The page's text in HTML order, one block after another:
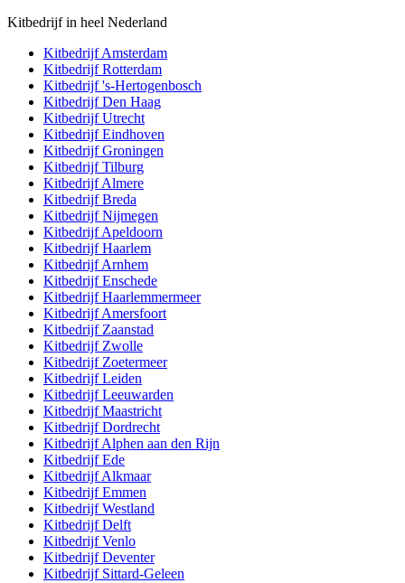
Kitbedrijf in heel Nederland
KitbedrijfAmsterdam
KitbedrijfRotterdam
Kitbedrijf's-Hertogenbosch
KitbedrijfDen Haag
KitbedrijfUtrecht
KitbedrijfEindhoven
KitbedrijfGroningen
KitbedrijfTilburg
KitbedrijfAlmere
KitbedrijfBreda
KitbedrijfNijmegen
KitbedrijfApeldoorn
KitbedrijfHaarlem
KitbedrijfArnhem
KitbedrijfEnschede
KitbedrijfHaarlemmermeer
KitbedrijfAmersfoort
Kitbedrijf Zaanstad
Kitbedrijf Zwolle
Kitbedrijf Zoetermeer
KitbedrijfLeiden
KitbedrijfLeeuwarden
KitbedrijfMaastricht
KitbedrijfDordrecht
KitbedrijfAlphen aan den Rijn
KitbedrijfEde
KitbedrijfAlkmaar
KitbedrijfEmmen
KitbedrijfWestland
KitbedrijfDelft
KitbedrijfVenlo
KitbedrijfDeventer
Kitbedrijf Sittard-Geleen